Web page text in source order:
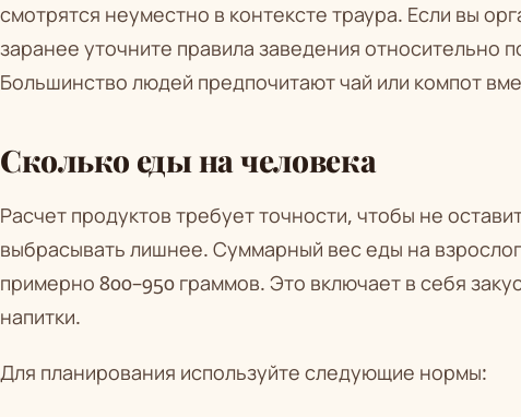
смотрятся неуместно в контексте траура. Если вы
заранее уточните правила заведения относительно
Большинство людей предпочитают чай или компот
Сколько еды на человека
Расчет продуктов требует точности, чтобы не
выбрасывать лишнее. Суммарный вес еды на
примерно 800–950 граммов. Это включает в себя
напитки.
Для планирования используйте следующие нормы: